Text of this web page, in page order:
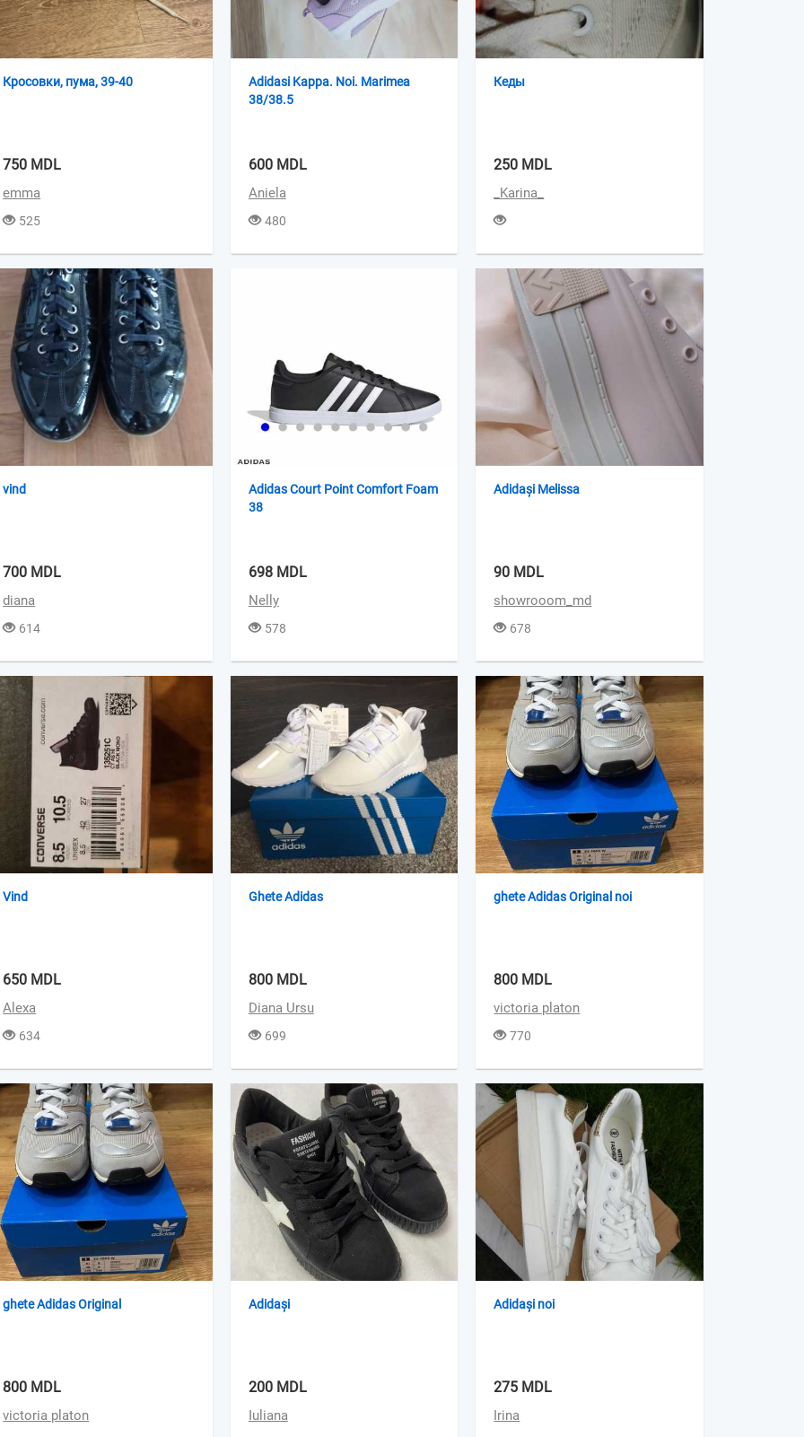
Кросовки, пума, 39-40
750 MDL
emma
525
Adidasi Kappa. Noi. Marimea
38/38.5
600 MDL
Aniela
480
Кеды
250 MDL
_Karina_
vind
700 MDL
diana
614
Adidas Court Point Comfort Foam
38
698 MDL
Nelly
578
Adidași Melissa
90 MDL
showrooom_md
678
Vind
650 MDL
Alexa
634
Ghete Adidas
800 MDL
Diana Ursu
699
ghete Adidas Original noi
800 MDL
victoria platon
770
ghete Adidas Original
800 MDL
victoria platon
Adidași
200 MDL
Iuliana
Adidași noi
275 MDL
Irina